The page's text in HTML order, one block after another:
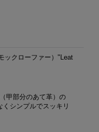
ックローファー）"Leat
甲部分のあて革）の
シンプルでスッキリ